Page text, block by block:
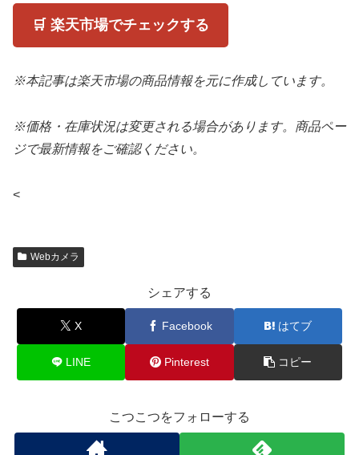
🛒 楽天市場でチェックする
※本記事は楽天市場の商品情報を元に作成しています。
※価格・在庫状況は変更される場合があります。商品ペー
ジで最新情報をご確認ください。
<
Webカメラ
シェアする
X Facebook はてブ
LINE Pinterest コピー
こつこつをフォローする